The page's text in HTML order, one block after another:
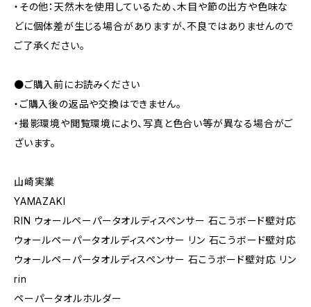
・その他：天然木を使用しているため、木目や節の出方や色味な
どに個体差が生じる場合がありますが、不良ではありませんので
ご了承ください。
●ご購入前にお読みください
・ご購入後の返品や交換はできません。
・撮影環境や閲覧環境により、写真と色合い等が異なる場合がご
ざいます。
山崎実業
YAMAZAKI
RIN ウォールペーパータオルディスペンサー 石こうボード壁対応
ウォールペーパータオルディスペンサー リン 石こうボード壁対応
ウォールペーパータオルディスペンサー 石こうボード壁対応 リン
rin
ペーパータオルホルダー